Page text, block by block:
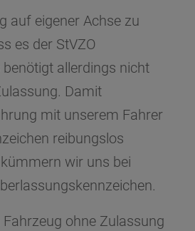
auf eigener Achse zu
es der StVZO
benötigt allerdings nicht
Damit
mit unserem Fahrer
reibungslos
wir uns bei
ohne Zulassung